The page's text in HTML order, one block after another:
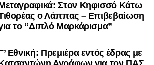
Στον Κηφισσό Κάτω
ο Λάππας – Επιβεβαίωση
το “Διπλό Μαρκάρισμα”
Εθνική: Πρεμιέρα εντός έδρας με